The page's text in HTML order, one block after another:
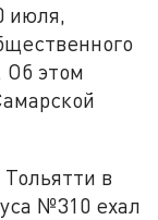
июля,
Об этом
в
№310 ехал